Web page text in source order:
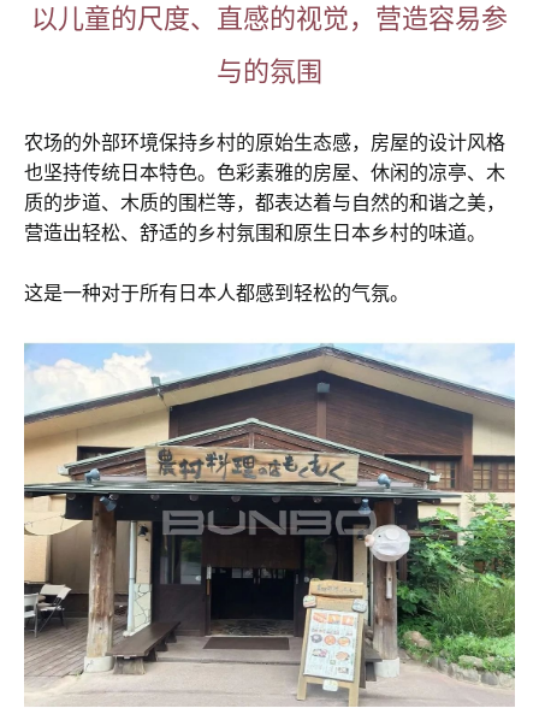
以儿童的尺度、直感的视觉，营造容易参
与的氛围
农场的外部环境保持乡村的原始生态感，房屋的设计风格
也坚持传统日本特色。色彩素雅的房屋、休闲的凉亭、木
质的步道、木质的围栏等，都表达着与自然的和谐之美，
营造出轻松、舒适的乡村氛围和原生日本乡村的味道。
这是一种对于所有日本人都感到轻松的气氛。